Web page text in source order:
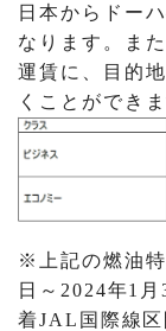
日本からドー
なります。ま
運賃に、目的
くことができま
※上記の燃油
日～2024年1
着JAL国際線